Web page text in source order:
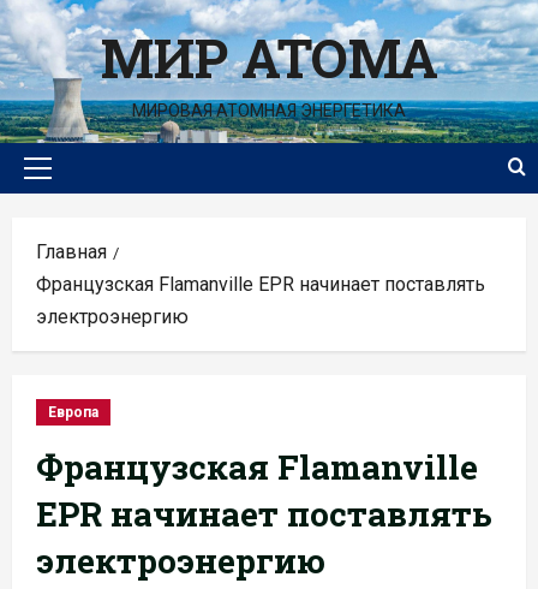
Перейти
к
содержимомуМИР АТОМА
МИРОВАЯ АТОМНАЯ ЭНЕРГЕТИКА
Основное
Главная
Французская Flamanville EPR начинает поставлять
электроэнергию
Европа
Французская Flamanville
EPR начинает поставлять
электроэнергию